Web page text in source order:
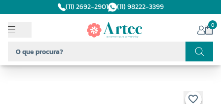
(11) 2692-2901 (11) 98222-3399
0